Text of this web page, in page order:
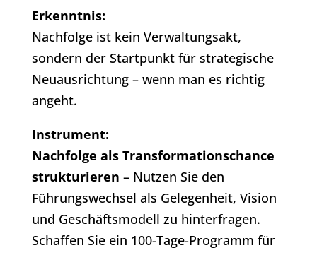
Erkenntnis:
Nachfolge ist kein Verwaltungsakt,
sondern der Startpunkt für strategische
Neuausrichtung – wenn man es richtig
angeht.
Instrument:
Nachfolge als Transformationschance
strukturieren – Nutzen Sie den
Führungswechsel als Gelegenheit, Vision
und Geschäftsmodell zu hinterfragen.
Schaffen Sie ein 100-Tage-Programm für